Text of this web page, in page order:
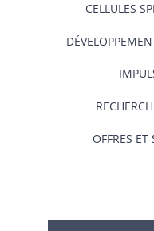
CELLULES
OFFRES ET